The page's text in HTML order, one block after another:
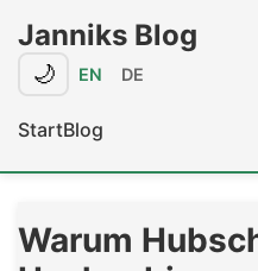
Janniks Blog
🌙 EN DE
StartBlog
Warum